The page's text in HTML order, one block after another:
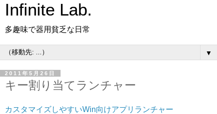
Infinite Lab.
多趣味で器用貧乏な日常
▼
2011年5月26日
キー割り当てランチャー
カスタマイズしやすいWin向けアプリランチャー